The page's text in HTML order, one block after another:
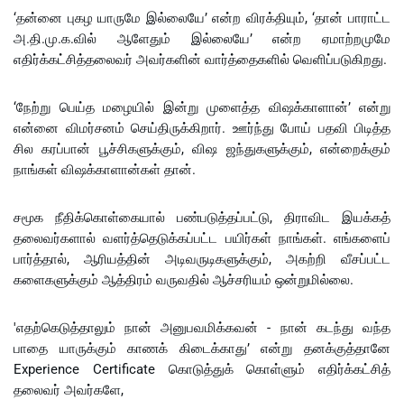
‘தன்னை புகழ யாருமே இல்லையே’ என்ற விரக்தியும், ‘தான் பாராட்ட
அ.தி.மு.க.வில் ஆளேதும் இல்லையே’ என்ற ஏமாற்றமுமே
எதிர்க்கட்சித்தலைவர் அவர்களின் வார்த்தைகளில் வெளிப்படுகிறது.
‘நேற்று பெய்த மழையில் இன்று முளைத்த விஷக்காளான்’ என்று
என்னை விமர்சனம் செய்திருக்கிறார். ஊர்ந்து போய் பதவி பிடித்த
சில கரப்பான் பூச்சிகளுக்கும், விஷ ஜந்துகளுக்கும், என்றைக்கும்
நாங்கள் விஷக்காளான்கள் தான்.
சமூக நீதிக்கொள்கையால் பண்படுத்தப்பட்டு, திராவிட இயக்கத்
தலைவர்களால் வளர்த்தெடுக்கப்பட்ட பயிர்கள் நாங்கள். எங்களைப்
பார்த்தால், ஆரியத்தின் அடிவருடிகளுக்கும், அகற்றி வீசப்பட்ட
களைகளுக்கும் ஆத்திரம் வருவதில் ஆச்சரியம் ஒன்றுமில்லை.
'எதற்கெடுத்தாலும் நான் அனுபவமிக்கவன் - நான் கடந்து வந்த
பாதை யாருக்கும் காணக் கிடைக்காது’ என்று தனக்குத்தானே
Experience Certificate கொடுத்துக் கொள்ளும் எதிர்க்கட்சித்
தலைவர் அவர்களே,